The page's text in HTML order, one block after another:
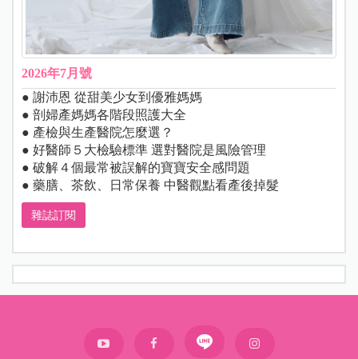
2026年7月號
● 謝沛恩 從甜美少女到優雅媽媽
● 剖婦產媽媽各階段照護大全
● 產檢與生產醫院怎麼選？
● 好醫師５大檢驗標準 選對醫院是風險管理
● 破解４個最常被誤解的寶寶安全感問題
● 藥膳、茶飲、日常保養 中醫觀點看產後掉髮
雜誌訂閱